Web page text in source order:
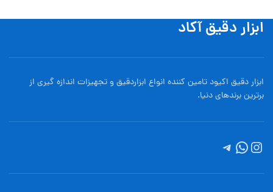
ابزار دقیق آکاد
ابزار دقیق اکیود تامین کننده انواع ابزاردقيق و تجهيزات اندازه گیری از
برترین برندهای دنیا.